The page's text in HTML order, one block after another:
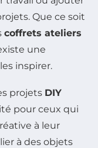
Que ce soit
coffrets ateliers
une
inspirer.
projets DIY
pour ceux qui
à leur
à des objets